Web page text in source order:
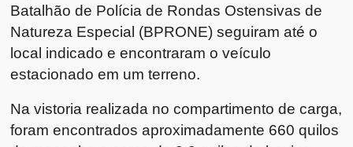
Batalhão de Polícia de Rondas Ostensivas de
Natureza Especial (BPRONE) seguiram até o
local indicado e encontraram o veículo
estacionado em um terreno.
Na vistoria realizada no compartimento de carga,
foram encontrados aproximadamente 660 quilos